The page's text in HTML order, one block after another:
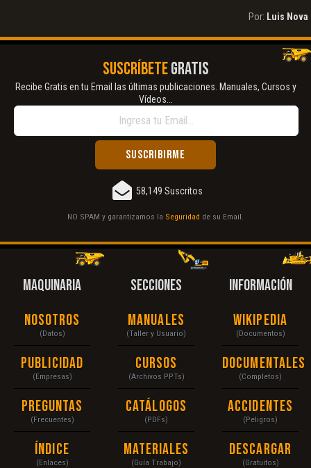
Por: Luis Nova
SUSCRÍBETEGRATIS
Recibe Gratis en tu Email las últimas publicaciones. Manuales, Cursos y
Vídeos...
58,149 Suscritos
NO SPAM y garantizamos la Seguridad de su Email.
MAQUINARIA
Nosotros
(Datos)
Publicidad
(Empresas)
Preguntas
(Frecuentes)
Índice
(Enlaces)
SECCIONES
Manuales
(Taller y Usuario)
Cursos
(Archivos PPTs)
Catálogos
(PDFs)
Materiales
(Guía Trabajo)
INFORMACIÓN
Wikipedia
(Documentos)
Documentales
(Completos)
Accidentes
(Peligros)
Descargar
(Gratuitos)